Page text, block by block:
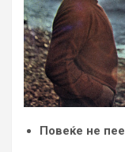
Повеќе не